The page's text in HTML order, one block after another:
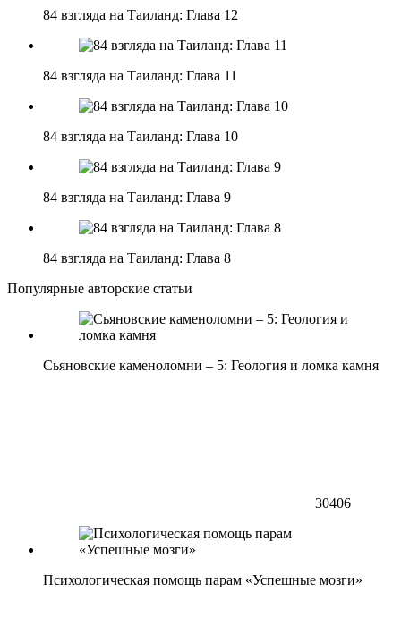
84 взгляда на Таиланд: Глава 12
84 взгляда на Таиланд: Глава 11
84 взгляда на Таиланд: Глава 10
84 взгляда на Таиланд: Глава 9
84 взгляда на Таиланд: Глава 8
Популярные авторские статьи
Сьяновские каменоломни – 5: Геология и ломка камня
30406
Психологическая помощь парам «Успешные мозги»